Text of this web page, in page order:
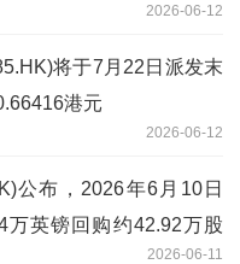
2026-06-12
将于7月22日派发末
港元
2026-06-12
公布，2026年6月10日
万英镑回购约42.92万股
2026-06-11